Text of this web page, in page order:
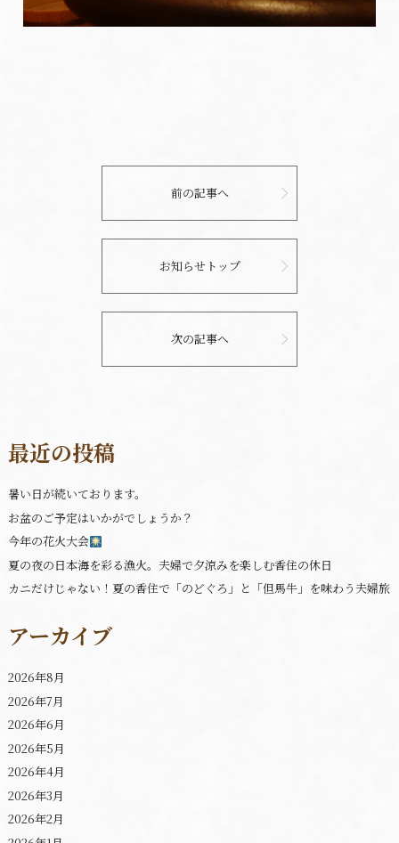
前の記事へ
お知らせトップ
次の記事へ
最近の投稿
暑い日が続いております。
お盆のご予定はいかがでしょうか？
今年の花火大会
夏の夜の日本海を彩る漁火。夫婦で夕涼みを楽しむ香住の休日
カニだけじゃない！夏の香住で「のどぐろ」と「但馬牛」を味わう夫婦旅
アーカイブ
2026年8月
2026年7月
2026年6月
2026年5月
2026年4月
2026年3月
2026年2月